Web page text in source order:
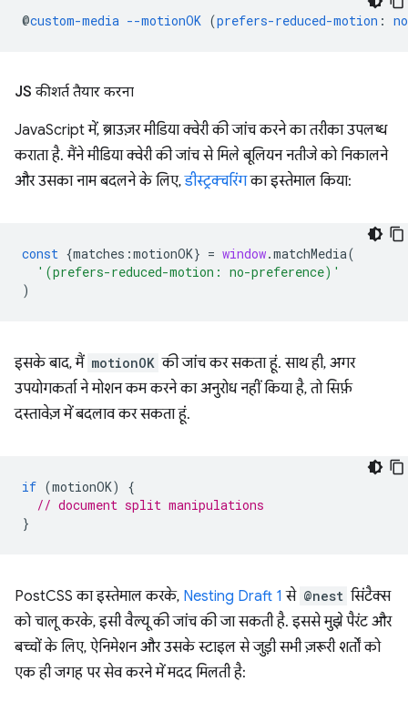
@custom-media --motionOK (prefers-reduced-motion :
JS की शर्त तैयार करना
JavaScript में, ब्राउज़र मीडिया क्वेरी की जांच करने का तरीका उपलब्ध
कराता है. मैंने मीडिया क्वेरी की जांच से मिले बूलियन नतीजे को निकालने
और उसका नाम बदलने के लिए,डीस्ट्रक्चरिंगका इस्तेमाल किया:
const {matches :motionOK} = window.matchMedia(
'(prefers-reduced-motion: no-preference)'
)
इसके बाद, मैं motionOK की जांच कर सकता हूं. साथ ही, अगर
उपयोगकर्ता ने मोशन कम करने का अनुरोध नहीं किया है, तो सिर्फ़
दस्तावेज़ में बदलाव कर सकता हूं.
if (motionOK)
{
// document split manipulations
}
PostCSS का इस्तेमाल करके, Nesting Draft 1 से @nest सिंटैक्स
को चालू करके, इसी वैल्यू की जांच की जा सकती है. इससे मुझे पैरंट और
बच्चों के लिए, ऐनिमेशन और उसके स्टाइल से जुड़ी सभी ज़रूरी शर्तों को
एक ही जगह पर सेव करने में मदद मिलती है: